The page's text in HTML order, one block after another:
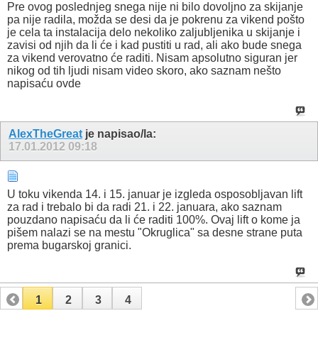
Pre ovog poslednjeg snega nije ni bilo dovoljno za skijanje
pa nije radila, možda se desi da je pokrenu za vikend pošto
je cela ta instalacija delo nekoliko zaljubljenika u skijanje i
zavisi od njih da li će i kad pustiti u rad, ali ako bude snega
za vikend verovatno će raditi. Nisam apsolutno siguran jer
nikog od tih ljudi nisam video skoro, ako saznam nešto
napisaću ovde
AlexTheGreat je napisao/la:
17.01.2012 09:18
U toku vikenda 14. i 15. januar je izgleda osposobljavan lift
za rad i trebalo bi da radi 21. i 22. januara, ako saznam
pouzdano napisaću da li će raditi 100%. Ovaj lift o kome ja
pišem nalazi se na mestu "Okruglica" sa desne strane puta
prema bugarskoj granici.
1 2 3 4